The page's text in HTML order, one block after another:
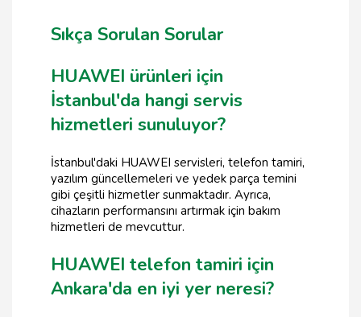
Sıkça Sorulan Sorular
HUAWEI ürünleri için
İstanbul'da hangi servis
hizmetleri sunuluyor?
İstanbul'daki HUAWEI servisleri, telefon tamiri,
yazılım güncellemeleri ve yedek parça temini
gibi çeşitli hizmetler sunmaktadır. Ayrıca,
cihazların performansını artırmak için bakım
hizmetleri de mevcuttur.
HUAWEI telefon tamiri için
Ankara'da en iyi yer neresi?